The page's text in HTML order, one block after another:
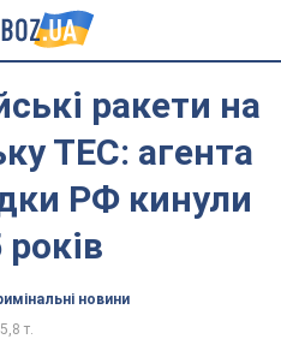
ракети на
ТЕС: агента
РФ кинули
новини
5,8 т.